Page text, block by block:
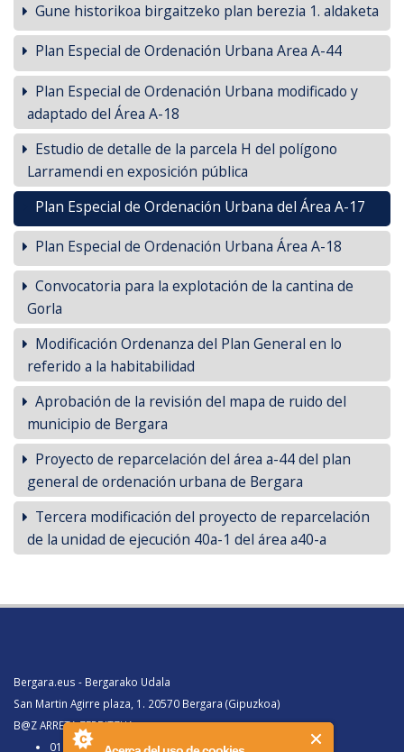
Gune historikoa birgaitzeko plan berezia 1. aldaketa
Plan Especial de Ordenación Urbana Area A-44
Plan Especial de Ordenación Urbana modificado y
adaptado del Área A-18
Estudio de detalle de la parcela H del polígono
Larramendi en exposición pública
Plan Especial de Ordenación Urbana del Área A-17
Plan Especial de Ordenación Urbana Área A-18
Convocatoria para la explotación de la cantina de
Gorla
Modificación Ordenanza del Plan General en lo
referido a la habitabilidad
Aprobación de la revisión del mapa de ruido del
municipio de Bergara
Proyecto de reparcelación del área a-44 del plan
general de ordenación urbana de Bergara
Tercera modificación del proyecto de reparcelación
de la unidad de ejecución 40a-1 del área a40-a
Bergara.eus - Bergarako Udala
San Martin Agirre plaza, 1. 20570 Bergara (Gipuzkoa)
B@Z ARRETA ZERBITZUA:
010, Bergaratik deituz gero